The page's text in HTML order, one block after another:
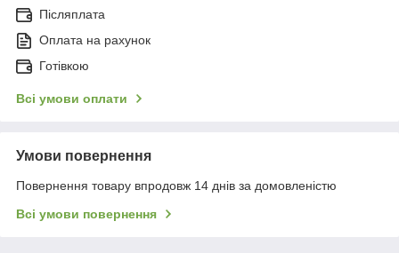
Післяплата
Оплата на рахунок
Готівкою
Всі умови оплати
Умови повернення
Повернення товару впродовж 14 днів за домовленістю
Всі умови повернення